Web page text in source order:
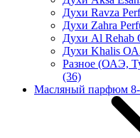
Духи Ravza
Духи Zahra
Духи Al
Духи Khalis
Разное (ОАЭ,
(36)
Масляный парфюм